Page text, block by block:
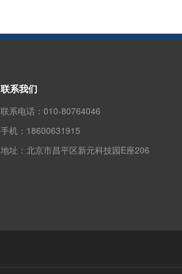
联系我们
联系电话： 010-80764046
手机： 18600631915
地址： 北京市昌平区新元科技园E座206